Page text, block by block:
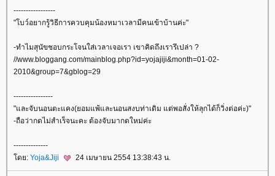
-----------------
"โบว์อยากรู้วิธีการควบคุมน้องหมาเวลามีคนเข้าบ้านค่ะ"
-ทำไมสุนัขชอบกระโจนใส่เวลาเจอเรา เขาคิดถึงเรารึเปล่า ?
//www.bloggang.com/mainblog.php?id=yojajiji&month=01-02-
2010&group=7&gblog=29
----------------
"และจับนอนตะแคง(ยอมแพ้และนอนสงบท่าเดิม แต่พอสั่งให้ลุกได้ก็วิ่งต่อค่ะ)"
-ถือว่ากดไม่สำเร็จนะคะ ต้องจับมากดใหม่ค่ะ
--------------
ดย: Yoja&Jiji 24 เมษายน 2554 13:38:43 น.